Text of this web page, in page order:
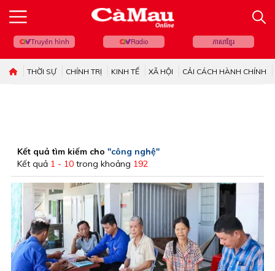
Truyền hình Radio ភាសាខ្មែរ
THỜI SỰ CHÍNH TRỊ KINH TẾ XÃ HỘI CẢI CÁCH HÀNH CHÍNH
Kết quả tìm kiếm cho "công nghệ"
Kết quả 1 - 10 trong khoảng 192